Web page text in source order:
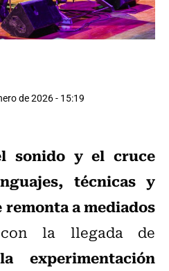
de 2026 - 15:19
sonido y el cruce
técnicas y
a mediados
la llegada de
experimentación